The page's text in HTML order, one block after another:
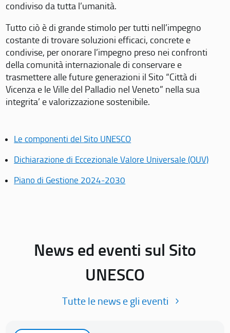
condiviso da tutta l’umanità.
Tutto ciò è di grande stimolo per tutti nell’impegno
costante di trovare soluzioni efficaci, concrete e
condivise, per onorare l’impegno preso nei confronti
della comunità internazionale di conservare e
trasmettere alle future generazioni il Sito “Città di
Vicenza e le Ville del Palladio nel Veneto” nella sua
integrita’ e valorizzazione sostenibile.
Le componenti del Sito UNESCO
Dichiarazione di Eccezionale Valore Universale (OUV)
Piano di Gestione 2024-2030
News ed eventi sul Sito
UNESCO
Tutte le news e gli eventi